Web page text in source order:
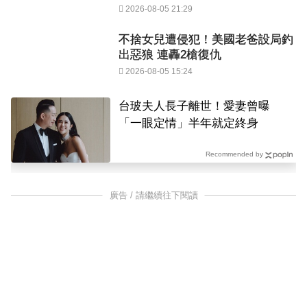
2026-08-05 21:29
不捨女兒遭侵犯！美國老爸設局釣
出惡狼 連轟2槍復仇
2026-08-05 15:24
台玻夫人長子離世！愛妻曾曝
「一眼定情」半年就定終身
Recommended by
廣告 / 請繼續往下閱讀